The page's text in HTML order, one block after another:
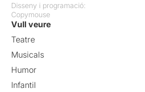
Disseny i programació:
Copymouse
Vull veure
Teatre
Musicals
Humor
Infantil